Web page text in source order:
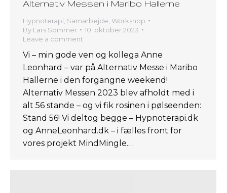
Alternativ Messen i Maribo Hallerne
Hypnoterapi Samarbejde Workshop
By Lars Sommer
10. oktober 2023
Leave a comment
Vi – min gode ven og kollega Anne
Leonhard – var på Alternativ Messe i Maribo
Hallerne i den forgangne weekend!
Alternativ Messen 2023 blev afholdt med i
alt 56 stande – og vi fik rosinen i pølseenden:
Stand 56! Vi deltog begge – Hypnoterapi.dk
og AnneLeonhard.dk – i fælles front for
vores projekt MindMingle.…